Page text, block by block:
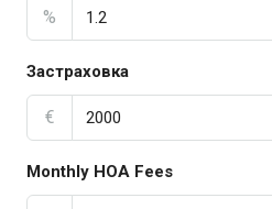
%
Застраховка
€
Monthly HOA Fees